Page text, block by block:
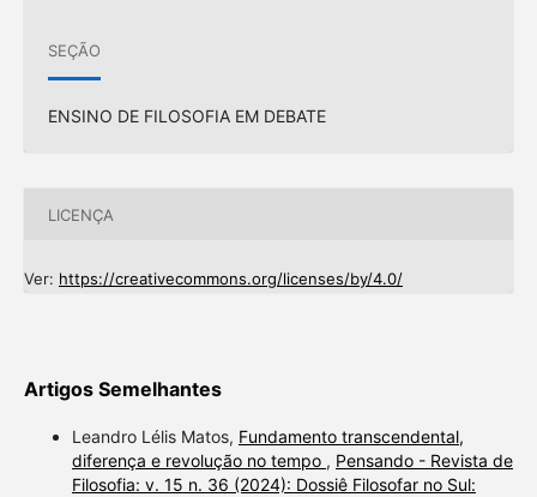
SEÇÃO
ENSINO DE FILOSOFIA EM DEBATE
LICENÇA
Ver: https://creativecommons.org/licenses/by/4.0/
Artigos Semelhantes
Leandro Lélis Matos, Fundamento transcendental,
diferença e revolução no tempo , Pensando - Revista de
Filosofia: v. 15 n. 36 (2024): Dossiê Filosofar no Sul: